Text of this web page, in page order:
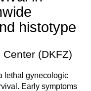
histotype
(DKFZ)
lethal gynecologic
Early symptoms